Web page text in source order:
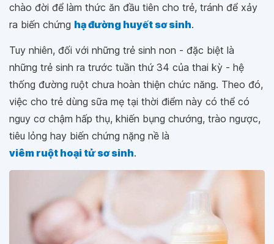
chào đời để làm thức ăn đầu tiên cho trẻ, tránh để xảy
ra biến chứng hạ đường huyết sơ sinh.
Tuy nhiên, đối với những trẻ sinh non - đặc biệt là
những trẻ sinh ra trước tuần thứ 34 của thai kỳ - hệ
thống đường ruột chưa hoàn thiện chức năng. Theo đó,
việc cho trẻ dùng sữa mẹ tại thời điểm này có thể có
nguy cơ chậm hấp thụ, khiến bụng chướng, trào ngược,
tiêu lỏng hay biến chứng nặng nề là
viêm ruột hoại tử sơ sinh.